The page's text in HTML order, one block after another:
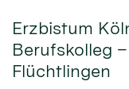
Erzbistum
Berufskolleg
Flüchtlingen